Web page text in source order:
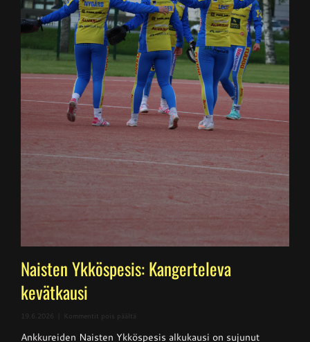
Naisten Ykköspesis: Kangerteleva
kevätkausi
19.6.2026 Kommentit pois päältä
Ykköspesis:
Ankkureiden Naisten Ykköspesis alkukausi on sujunut